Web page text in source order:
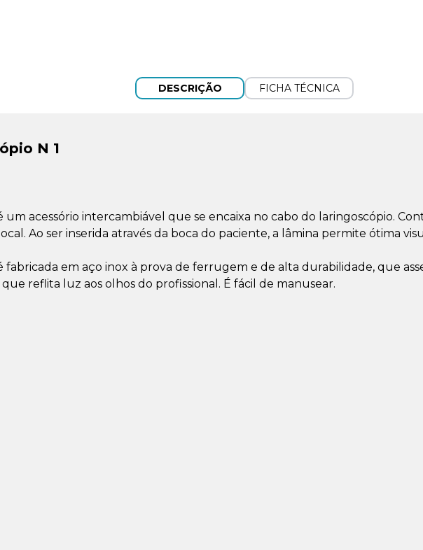
DESCRIÇÃO FICHA TÉCNICA
N 1
um acessório intercambiável que se encaixa no cabo do laringoscópio.
Ao ser inserida através da boca do paciente, a lâmina permite ótima
fabricada em aço inox à prova de ferrugem e de alta durabilidade, que
reflita luz aos olhos do profissional. É fácil de manusear.